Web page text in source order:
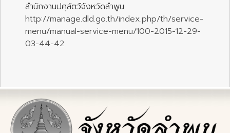
สำนักงานปศุสัตว์จังหวัดลำพูน
http://manage.dld.go.th/index.php/th/service-
menu/manual-service-menu/100-2015-12-29-
03-44-42